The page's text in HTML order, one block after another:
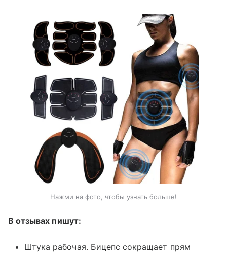
Нажми на фото, чтобы узнать больше!
В отзывах пишут:
Штука рабочая. Бицепс сокращает прям